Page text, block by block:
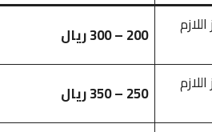
200 – 300 ريال
250 – 350 ريال